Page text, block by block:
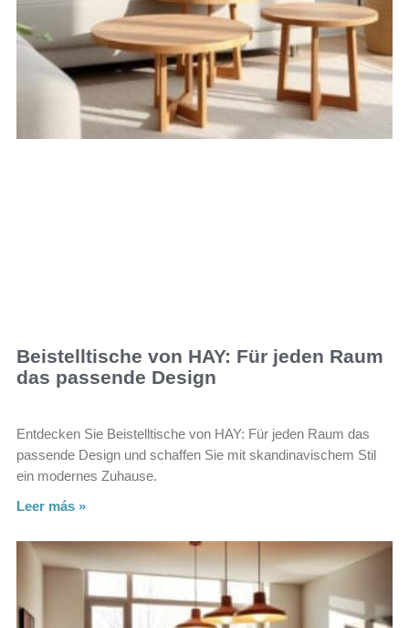
Beistelltische von HAY: Für jeden Raum
das passende Design
Entdecken Sie Beistelltische von HAY: Für jeden Raum das
passende Design und schaffen Sie mit skandinavischem Stil
ein modernes Zuhause.
Leer más »